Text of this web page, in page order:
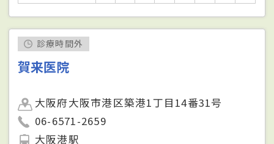
診療時間外
賀来医院
大阪府大阪市港区築港1丁目14番31号
06-6571-2659
大阪港駅